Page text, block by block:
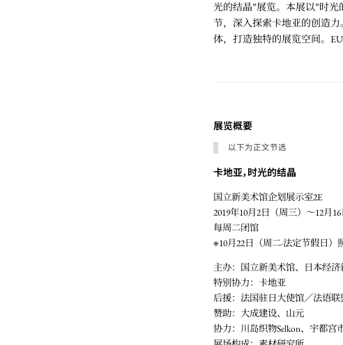
光的结晶”展览。本展以”时光
节，深入探索卡地亚的创造
体，打造独特的展览空间。
展览概要
以下为正文节选
卡地亚，时光的结晶
国立新美术馆企划展示室2E
2019年10月2日（周三）～12月16
每周二闭馆
※10月22日（周二·法定节假日
主办：国立新美术馆、日本经济
特别协力：卡地亚
后援：法国驻日大使馆／法语联
赞助：大成建设、山元
协力：川岛织物Selkon、宇都宫